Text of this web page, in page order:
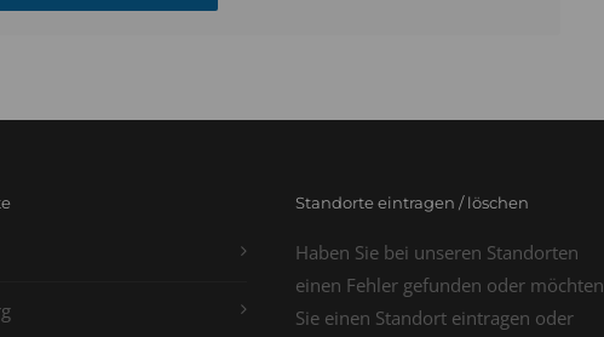
Standorte eintragen / löschen
Haben Sie bei unseren Standorten
einen Fehler gefunden oder möchten
Sie einen Standort eintragen oder